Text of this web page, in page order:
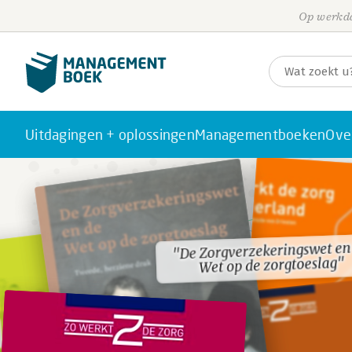
Op
Uitdagingen + oplossingenManagementboeken
"De Zorgverzekeringswet
Wet op de zorgtoeslag"
"De Zorgverzekeringswet
Wet op de zorgtoeslag"